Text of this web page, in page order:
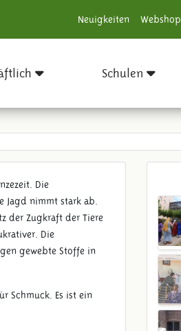
Neuigkeiten Webshop
Schulen
Die
Jagd nimmt stark ab.
der Zugkraft der Tiere
Die
gewebte Stoffe in
Schmuck. Es ist ein